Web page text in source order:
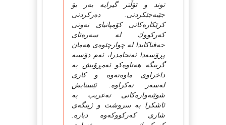
توند و تۆڵتر گیرایه‌ به‌ر بۆ
جێبه‌جێکردنی. ده‌رکردنی
کرێکاره‌کانی کۆمپانیای نه‌وتی
که‌رکووك له‌ سه‌ره‌تای
حه‌فتاکاندا له‌ چوارچێوه‌ی هه‌مان
پڕۆسه‌دا ئه‌نجامدرا، ئه‌م دۆسیه
گرینگه‌ هه‌تاوه‌کو ئه‌مڕۆیش به‌
داخراوی ماوه‌ته‌وه‌ و کاری
له‌سه‌ر نه‌کراوه‌. ئێستایش
شوێنه‌واره‌کانی ته‌عریب به‌
ئاشکرا به سروشت و ژینگه‌ی
شاری که‌رکووکه‌وه‌ دیاره‌.